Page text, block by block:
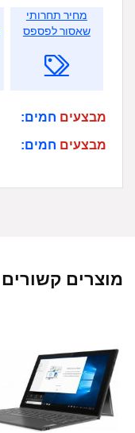
מחיר תחרותי
שאסור לפספס
מבצעים חמים:
מבצעים חמים:
מוצרים קשורים